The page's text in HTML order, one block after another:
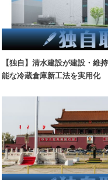
【独自】清水建設が建設・維
能な冷蔵倉庫新工法を実用化